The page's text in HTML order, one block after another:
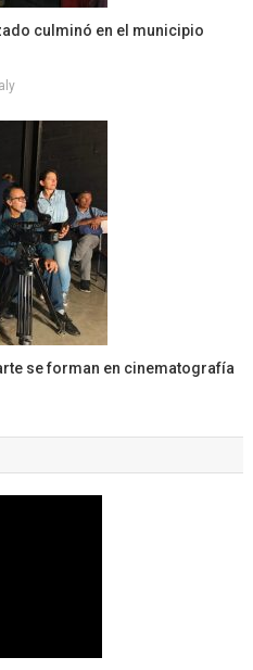
culminó en el municipio
se forman en cinematografía